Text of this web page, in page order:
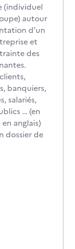
(individuel
autour
d’un
et
des
banquiers,
salariés,
… (en
en anglais)
dossier de